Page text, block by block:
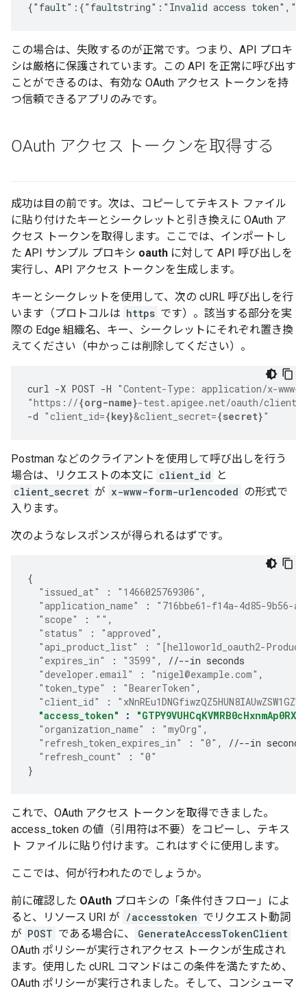
{"fault":{"faultstring":"Invalid access
この場合は、失敗するのが正常です。つまり、API プロキ
シは厳格に保護されています。この API を正常に呼び出す
ことができるのは、有効な OAuth アクセス トークンを持
つ信頼できるアプリのみです。
OAuth アクセス トークンを取得する
成功は目の前です。次は、コピーしてテキスト ファイル
に貼り付けたキーとシークレットと引き換えに OAuth ア
クセス トークンを取得します。ここでは、インポートし
た API サンプル プロキシ oauth に対して API 呼び出しを
実行し、API アクセス トークンを生成します。
キーとシークレットを使用して、次の cURL 呼び出しを行
います（プロトコルは https です）。該当する部分を実
際の Edge 組織名、キー、シークレットにそれぞれ置き換
えてください（中かっこは削除してください）。
curl -X POST -H "Content-Type: application/x-www-
"https://{org-name}-test.apigee.net/oauth/
-d "client_id={key}&client_secret={secret}"
Postman などのクライアントを使用して呼び出しを行う
場合は、リクエストの本文に client_id
と
client_secret が x-www-form-urlencoded の形式で
入ります。
次のようなレスポンスが得られるはずです。
{
"issued_at"
: "1466025769306" ,
"application_name"
:
"716bbe61-f14a-4d85-9b56-
"scope"
: "" ,
"status"
: "approved" ,
"api_product_list"
:
"[helloworld_oauth2-
"expires_in"
: "3599" ,
//--in seconds
"developer.email"
: "nigel@example.com" ,
"token_type"
: "BearerToken" ,
"client_id"
:
"xNnREu1DNGfiwzQZ5HUN8IAUwZSW1GZW"
"access_token"
:
"organization_name"
: "myOrg" ,
"refresh_token_expires_in"
: "0" ,
//--in seconds
"refresh_count"
:
"0"
}
これで、OAuth アクセス トークンを取得できました。
access_token の値（引用符は不要）をコピーし、テキス
ト ファイルに貼り付けます。これはすぐに使用します。
ここでは、何が行われたのでしょうか。
前に確認した OAuth プロキシの「条件付きフロー」によ
ると、リソース URI が /accesstoken でリクエスト動詞
が POST である場合に、
GenerateAccessTokenClient
OAuth ポリシーが実行されアクセス トークンが生成され
ます。使用した cURL コマンドはこの条件を満たすため、
OAuth ポリシーが実行されました。そして、コンシューマ